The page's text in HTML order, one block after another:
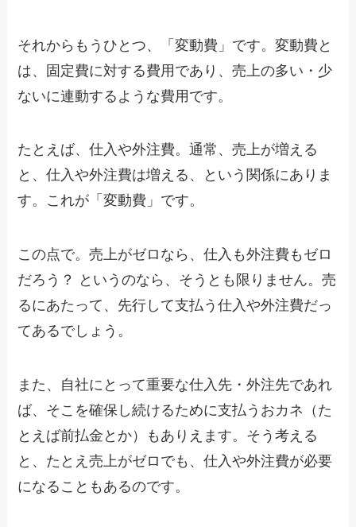
それからもうひとつ、「変動費」です。変動費と
は、固定費に対する費用であり、売上の多い・少
ないに連動するような費用です。
たとえば、仕入や外注費。通常、売上が増える
と、仕入や外注費は増える、という関係にありま
す。これが「変動費」です。
この点で。売上がゼロなら、仕入も外注費もゼロ
だろう？ というのなら、そうとも限りません。売
るにあたって、先行して支払う仕入や外注費だっ
てあるでしょう。
また、自社にとって重要な仕入先・外注先であれ
ば、そこを確保し続けるために支払うおカネ（た
とえば前払金とか）もありえます。そう考える
と、たとえ売上がゼロでも、仕入や外注費が必要
になることもあるのです。